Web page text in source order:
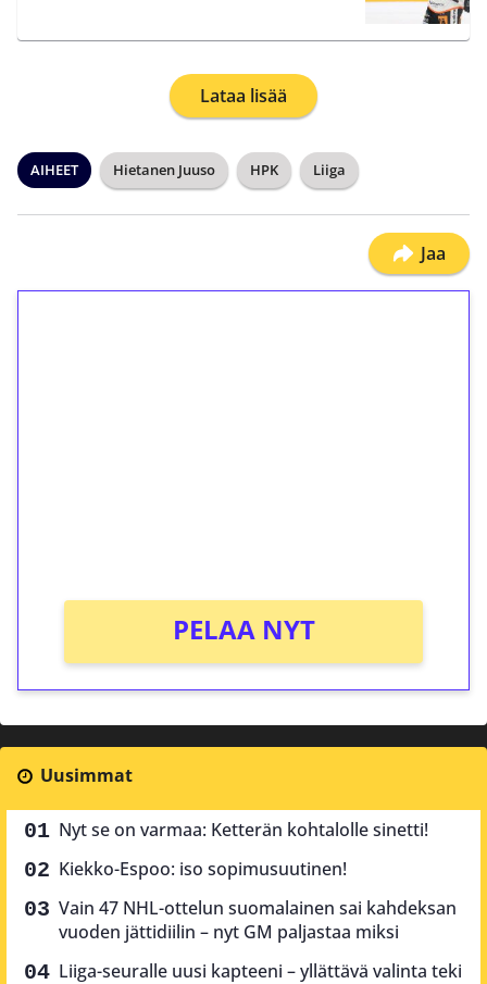
Lataa lisää
AIHEET Hietanen Juuso HPK Liiga
Jaa
PELAA NYT
Uusimmat
Nyt se on varmaa: Ketterän kohtalolle sinetti!
Kiekko-Espoo: iso sopimusuutinen!
Vain 47 NHL-ottelun suomalainen sai kahdeksan
vuoden jättidiilin – nyt GM paljastaa miksi
Liiga-seuralle uusi kapteeni – yllättävä valinta teki